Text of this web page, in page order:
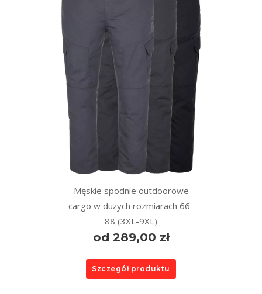
Męskie spodnie outdoorowe
cargo w dużych rozmiarach 66-
88 (3XL-9XL)
od 289,00 zł
Szczegół produktu